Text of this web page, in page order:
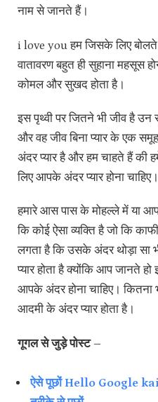
नाम से जानते हैं।
i love you हम जिसके लिए
वातावरण बहुत ही सुहाना महसूस
कोमल और सुखद होता है।
इस पृथ्वी पर जितने भी जीव है उन
और वह जीव बिना प्यार के एक
अंदर प्यार है और हम चाहते हैं की
लिए आपके अंदर प्यार होना चाहिए।
हमारे आस पास के मोहल्ले में या
कि कोई ऐसा व्यक्ति है जो कि
लगता है कि उसके अंदर थोड़ा सा
प्यार होता है क्योंकि आप जानते
आपके अंदर होना चाहिए। कितना
आदमी के अंदर प्यार होता है।
गूगल से जुड़े पोस्ट –
ऐसे पूछों Hello Google